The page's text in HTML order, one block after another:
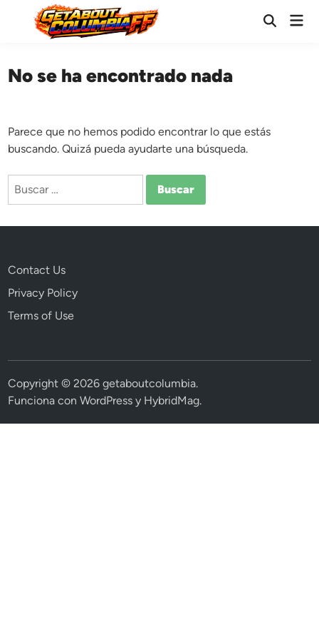
contenido
Abrir
No se ha encontrado nada
Parece que no hemos podido encontrar lo que estás
buscando. Quizá pueda ayudarte una búsqueda.
Buscar:
Contact Us
Privacy Policy
Terms of Use
Copyright © 2026getaboutcolumbia.
Funciona conWordPress y HybridMag.